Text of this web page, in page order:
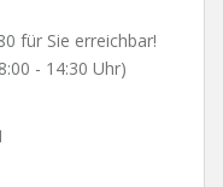
für Sie erreichbar!
- 14:30 Uhr)